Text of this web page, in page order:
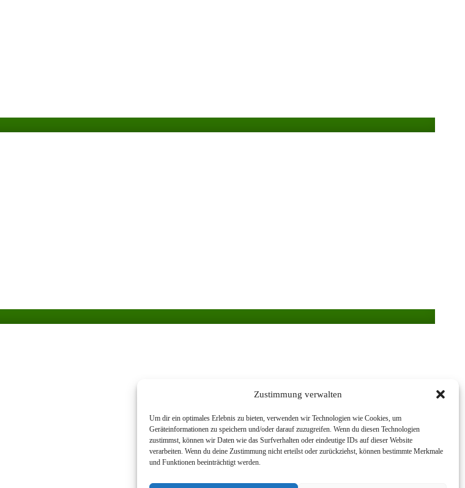
Zustimmung verwalten
Um dir ein optimales Erlebnis zu bieten, verwenden wir Technologien wie Cookies, um
Geräteinformationen zu speichern und/oder darauf zuzugreifen. Wenn du diesen Technologien
zustimmst, können wir Daten wie das Surfverhalten oder eindeutige IDs auf dieser Website
verarbeiten. Wenn du deine Zustimmung nicht erteilst oder zurückziehst, können bestimmte Merkmale
und Funktionen beeinträchtigt werden.